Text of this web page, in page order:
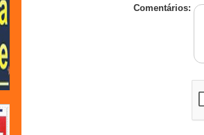
Comentários: